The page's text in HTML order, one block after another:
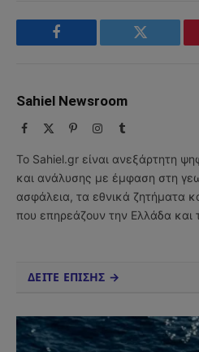
Facebook Twitter
Sahiel Newsroom
Facebook PinterestInstagram
Tumblr
Το Sahiel.gr είναι ανεξάρτητη
και ανάλυσης με έμφαση στη
ασφάλεια, τα εθνικά ζητήματα
που επηρεάζουν την Ελλάδα και
ΔΕΙΤΕ ΕΠΙΣΗΣ →